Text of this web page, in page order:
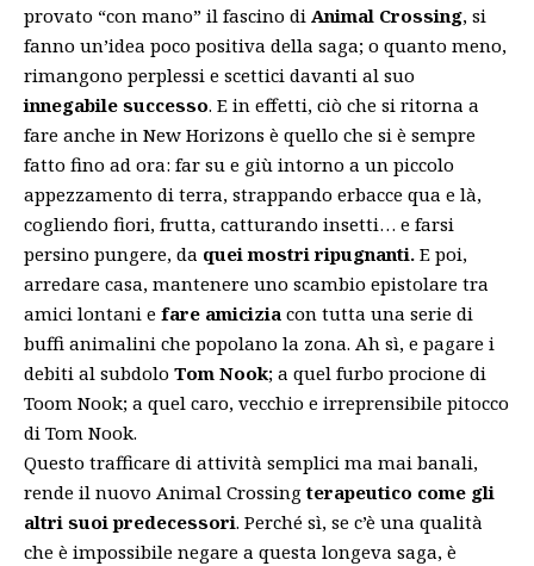
provato “con mano” il fascino di Animal Crossing, si
fanno un’idea poco positiva della saga; o quanto meno,
rimangono perplessi e scettici davanti al suo
innegabile successo. E in effetti, ciò che si ritorna a
fare anche in New Horizons è quello che si è sempre
fatto fino ad ora: far su e giù intorno a un piccolo
appezzamento di terra, strappando erbacce qua e là,
cogliendo fiori, frutta, catturando insetti… e farsi
persino pungere, da quei mostri ripugnanti. E poi,
arredare casa, mantenere uno scambio epistolare tra
amici lontani e fare amicizia con tutta una serie di
buffi animalini che popolano la zona. Ah sì, e pagare i
debiti al subdolo Tom Nook; a quel furbo procione di
Toom Nook; a quel caro, vecchio e irreprensibile pitocco
di Tom Nook.
Questo trafficare di attività semplici ma mai banali,
rende il nuovo Animal Crossingterapeutico come gli
altri suoi predecessori. Perché sì, se c’è una qualità
che è impossibile negare a questa longeva saga, è